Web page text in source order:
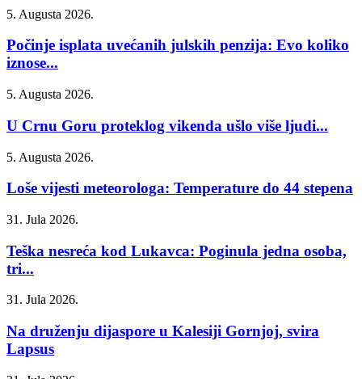
5. Augusta 2026.
Počinje isplata uvećanih julskih penzija: Evo koliko
iznose...
5. Augusta 2026.
U Crnu Goru proteklog vikenda ušlo više ljudi...
5. Augusta 2026.
Loše vijesti meteorologa: Temperature do 44 stepena
31. Jula 2026.
Teška nesreća kod Lukavca: Poginula jedna osoba,
tri...
31. Jula 2026.
Na druženju dijaspore u Kalesiji Gornjoj, svira
Lapsus